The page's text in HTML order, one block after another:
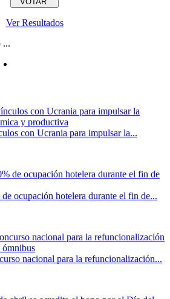
Ver Resultados
...
con Ucrania para impulsar la...
ocupación hotelera durante el fin de...
nacional para la refuncionalización...